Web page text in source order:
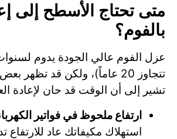
متى تحتاج الأسطح إلى
بالفوم؟
عزل الفوم عالي الجودة يدوم
تتجاوز 20 عاماً)، ولكن قد تظهر
تشير إلى أن الوقت قد حان لإعادة
ارتفاع ملحوظ في فواتير
استهلاك مكيفاتك عاد للارتفاع